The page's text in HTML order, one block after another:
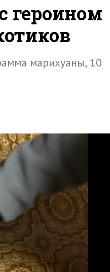
героином
марихуаны, 10